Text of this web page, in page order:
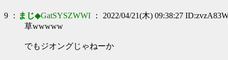
9 ： まじ◆GatSYSZWWI ： 2022/04/21(木) 09:38:27
草wwwww
でもジオングじゃねーか